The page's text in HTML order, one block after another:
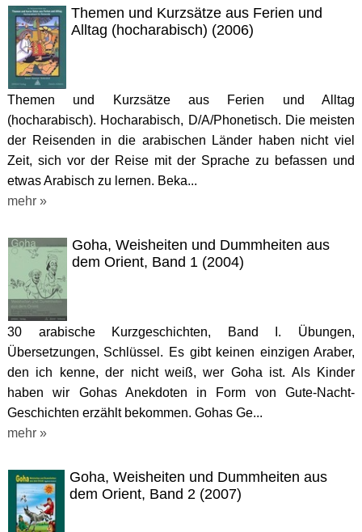
Themen und Kurzsätze aus Ferien und
Alltag (hocharabisch) (2006)
Themen und Kurzsätze aus Ferien und Alltag
(hocharabisch). Hocharabisch, D/A/Phonetisch. Die meisten
der Reisenden in die arabischen Länder haben nicht viel
Zeit, sich vor der Reise mit der Sprache zu befassen und
etwas Arabisch zu lernen. Beka...
mehr »
Goha, Weisheiten und Dummheiten aus
dem Orient, Band 1 (2004)
30 arabische Kurzgeschichten, Band I. Übungen,
Übersetzungen, Schlüssel. Es gibt keinen einzigen Araber,
den ich kenne, der nicht weiß, wer Goha ist. Als Kinder
haben wir Gohas Anekdoten in Form von Gute-Nacht-
Geschichten erzählt bekommen. Gohas Ge...
mehr »
Goha, Weisheiten und Dummheiten aus
dem Orient, Band 2 (2007)